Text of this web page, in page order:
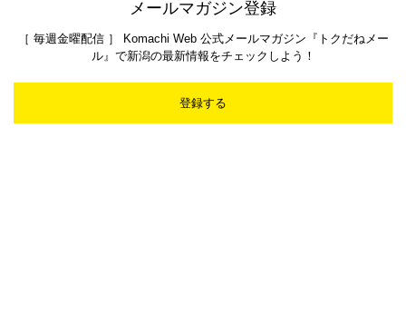
メールマガジン登録
［ 毎週金曜配信 ］ Komachi Web 公式メールマガジン『トクだねメー
ル』で新潟の最新情報をチェックしよう！
登録する